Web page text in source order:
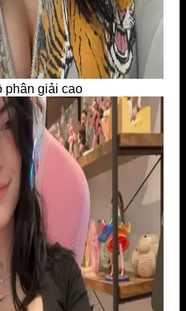
phân giải cao